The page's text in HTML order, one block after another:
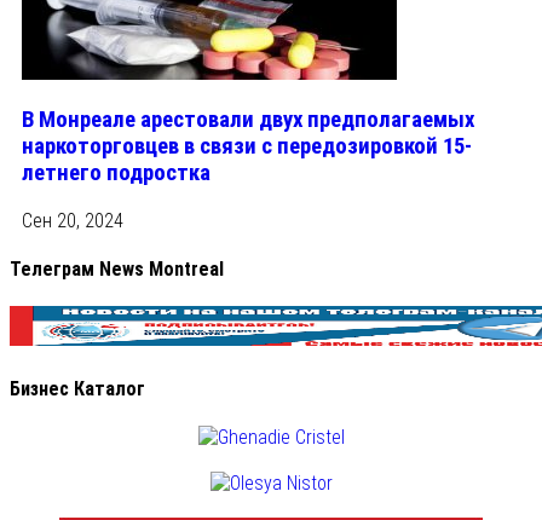
В Монреале арестовали двух предполагаемых
наркоторговцев в связи с передозировкой 15-
летнего подростка
Сен 20, 2024
Телеграм News Montreal
Бизнес Каталог